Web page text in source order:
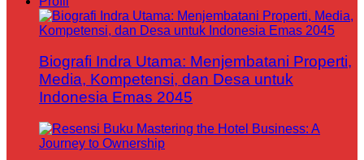
Biografi Indra Utama: Menjembatani Properti,
Media, Kompetensi, dan Desa untuk
Indonesia Emas 2045